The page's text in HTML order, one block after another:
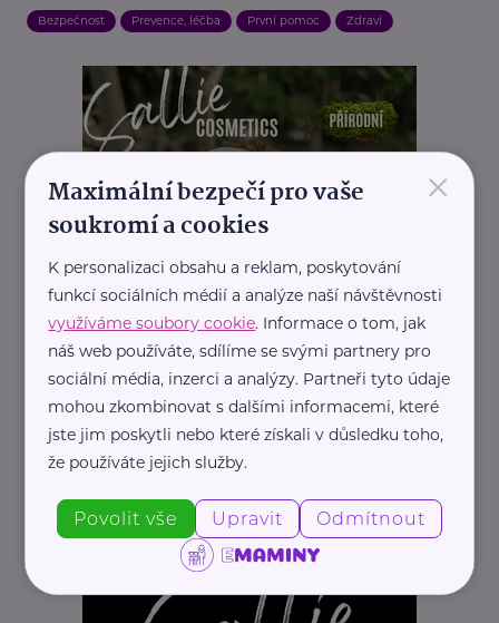
Bezpečnost Prevence, léčba První pomoc Zdraví
×
Maximální bezpečí pro vaše
soukromí a cookies
K personalizaci obsahu a reklam, poskytování
funkcí sociálních médií a analýze naší návštěvnosti
využíváme soubory cookie. Informace o tom, jak
náš web používáte, sdílíme se svými partnery pro
sociální média, inzerci a analýzy. Partneři tyto údaje
mohou zkombinovat s dalšími informacemi, které
jste jim poskytli nebo které získali v důsledku toho,
že používáte jejich služby.
Povolit vše Upravit Odmítnout